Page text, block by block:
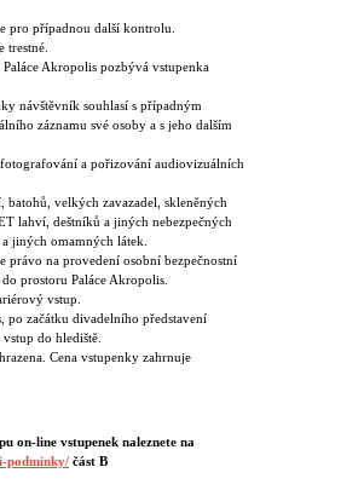
pro případnou další kontrolu.
trestné.
Akropolis pozbývá vstupenka
návštěvník souhlasí s případným
záznamu své osoby a s jeho dalším
a pořizování audiovizuálních
batohů, velkých zavazadel, skleněných
lahví, deštníků a jiných nebezpečných
jiných omamných látek.
právo na provedení osobní bezpečnostní
prostoru Paláce Akropolis.
vstup.
po začátku divadelního představení
do hlediště.
Cena vstupenky zahrnuje
on-line vstupenek naleznete na
podminky/ část B